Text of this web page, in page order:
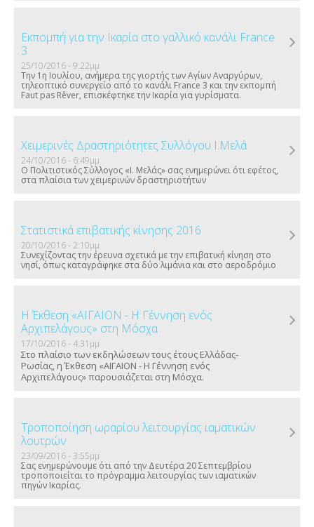
Εκπομπή για την Ικαρία στο γαλλικό κανάλι France
3
25/10/2016 - 9:22μμ
Την 1η Ιουλίου, ανήμερα της γιορτής των Αγίων Αναργύρων,
τηλεοπτικό συνεργείο από το κανάλι France 3 και την εκπομπή
Faut pas Rêver, επισκέφτηκε την Ικαρία για γυρίσματα.
Χειμερινές Δραστηριότητες Συλλόγου Ι.Μελά
24/10/2016 - 6:49μμ
Ο Πολιτιστικός Σύλλογος «Ι. Μελάς» σας ενημερώνει ότι εφέτος,
στα πλαίσια των χειμερινών δραστηριοτήτων
Στατιστικά επιβατικής κίνησης 2016
20/10/2016 - 2:10μμ
Συνεχίζοντας την έρευνα σχετικά με την επιβατική κίνηση στο
νησί, όπως καταγράφηκε στα δύο λιμάνια και στο αεροδρόμιο
Η Έκθεση «ΑΙΓΑΙΟΝ - Η Γέννηση ενός
Αρχιπελάγους» στη Μόσχα
17/10/2016 - 4:31μμ
Στο πλαίσιο των εκδηλώσεων τους έτους Ελλάδας-
Ρωσίας, η Έκθεση «ΑΙΓΑΙΟΝ - Η Γέννηση ενός
Αρχιπελάγους» παρουσιάζεται στη Μόσχα.
Τροποποίηση ωραρίου λειτουργίας ιαματικών
λουτρών
23/09/2016 - 3:55μμ
Σας ενημερώνουμε ότι από την Δευτέρα 20 Σεπτεμβρίου
τροποποιείται το πρόγραμμα λειτουργίας των ιαματικών
πηγών Ικαρίας.